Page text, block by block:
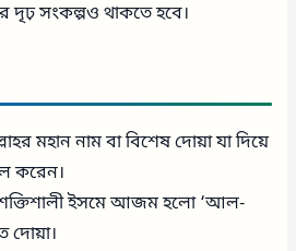
দৃঢ় সংকল্পও থাকতে হবে।
মহান নাম বা বিশেষ দোয়া যা দিয়ে
করেন।
শক্তিশালী ইসমে আজম হলো ‘আল-
দোয়া।